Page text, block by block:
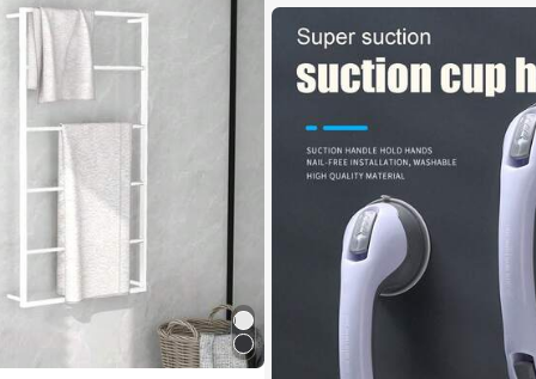
1.2K Follower
1.2K Follower